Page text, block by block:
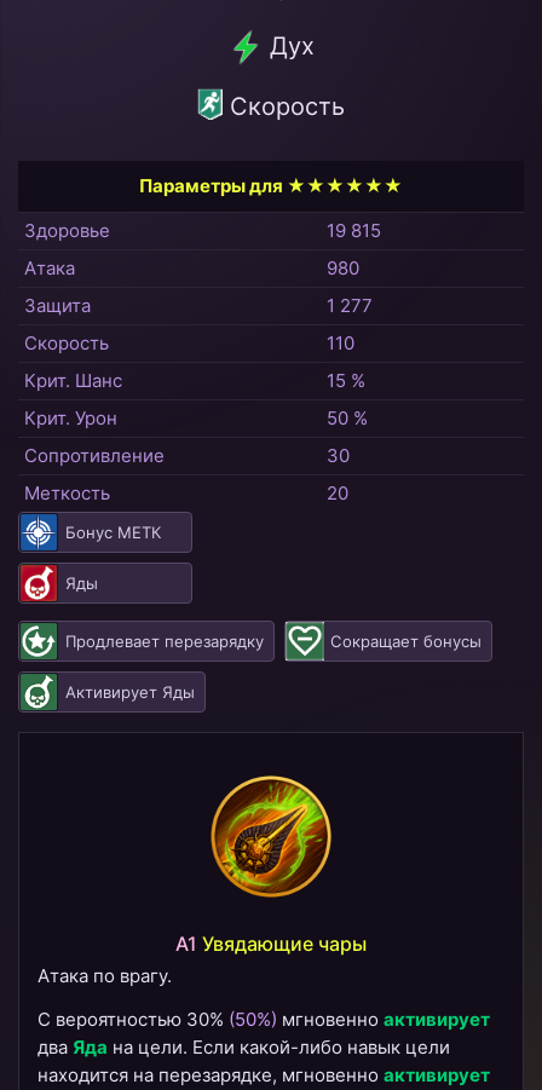
Дух
Скорость
Параметры для ★★★★★★
Здоровье
19 815
Атака
980
Защита
1 277
Скорость
110
Крит. Шанс
15 %
Крит. Урон
50 %
Сопротивление
30
Меткость
20
Бонус МЕТК
Яды
Продлевает перезарядку Сокращает бонусы
Активирует Яды
A1 Увядающие чары
Атака по врагу.
С вероятностью 30% (50%) мгновенно активирует
два Яда на цели. Если какой-либо навык цели
находится на перезарядке, мгновенно активирует